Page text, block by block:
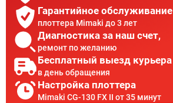
Гарантийное обслуживание
плоттера Mimaki до 3 лет
Диагностика за наш счет,
ремонт по желанию
Бесплатный выезд курьера
в день обращения
Настройка плоттера
Mimaki CG-130 FX II от 35 минут